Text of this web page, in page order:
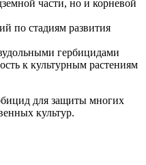
части, но и корневой
по стадиям развития
гербицидами
к культурным растениям
для защиты многих
культур.